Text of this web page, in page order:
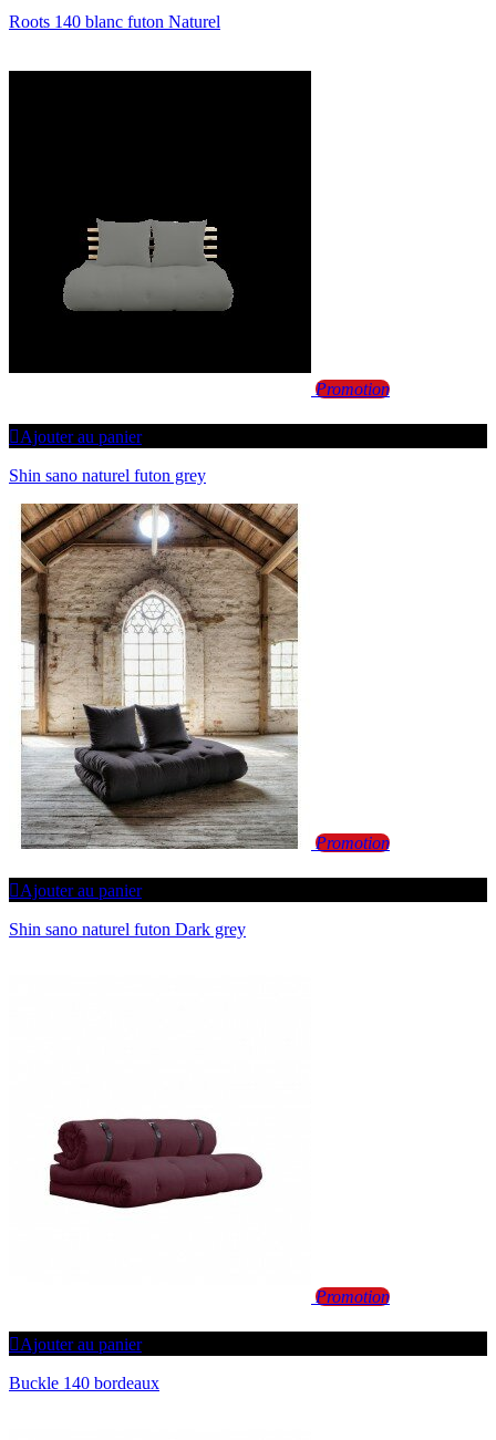
Roots 140 blanc futon Naturel
Promotion
Ajouter au panier
Shin sano naturel futon grey
Promotion
Ajouter au panier
Shin sano naturel futon Dark grey
Promotion
Ajouter au panier
Buckle 140 bordeaux